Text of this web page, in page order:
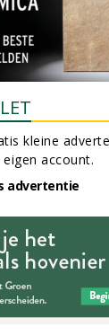
kleine
account.
advertentie